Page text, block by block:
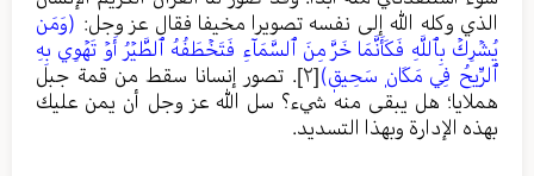
الذي وكله الله إلى نفسه تصويرا مخيفا فقال عز وجل: (وَمَن
يُشۡرِكۡ بِٱللَّهِ فَكَأَنَّمَا خَرَّ مِنَ ٱلسَّمَآءِ فَتَخۡطَفُهُ ٱلطَّيۡرُ أَوۡ تَهۡوِي بِهِ
ٱلرِّيحُ فِي مَكَانٖ سَحِيقٖ)[٢]
. تصور إنسانا سقط من قمة جبل
هملايا؛ هل يبقى منه شيء؟ سل الله عز وجل أن يمن عليك
بهذه الإدارة وبهذا التسديد.